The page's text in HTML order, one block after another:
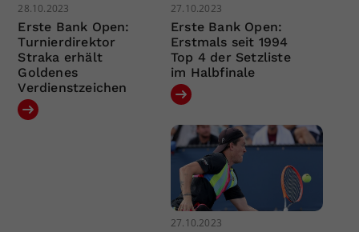
28.10.2023
Erste Bank Open:
Turnierdirektor
Straka erhält
Goldenes
Verdienstzeichen
27.10.2023
Erste Bank Open:
Erstmals seit 1994
Top 4 der Setzliste
im Halbfinale
27.10.2023